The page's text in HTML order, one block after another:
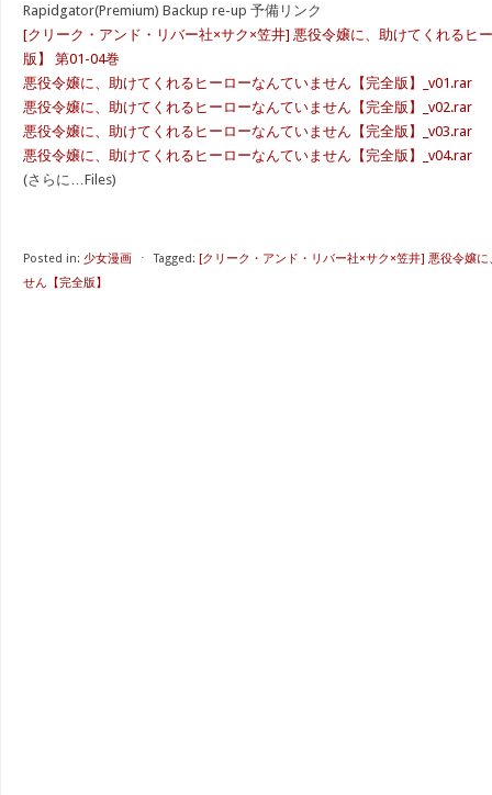
Rapidgator(Premium) Backup re-up 予備リンク
[クリーク・アンド・リバー社×サク×笠井] 悪役令嬢に、助けてくれるヒ
版】 第01-04巻
悪役令嬢に、助けてくれるヒーローなんていません【完全版】_v01.rar
悪役令嬢に、助けてくれるヒーローなんていません【完全版】_v02.rar
悪役令嬢に、助けてくれるヒーローなんていません【完全版】_v03.rar
悪役令嬢に、助けてくれるヒーローなんていません【完全版】_v04.rar
(さらに…Files)
Posted in: 少女漫画 ⋅ Tagged: [クリーク・アンド・リバー社×サク×笠井] 悪役令嬢
せん【完全版】